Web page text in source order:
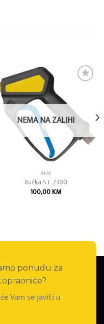
NEMA NA ZALIHI
R+M
Ručka ST 2300
100,00KM
ponudu za
Vam se javiti u